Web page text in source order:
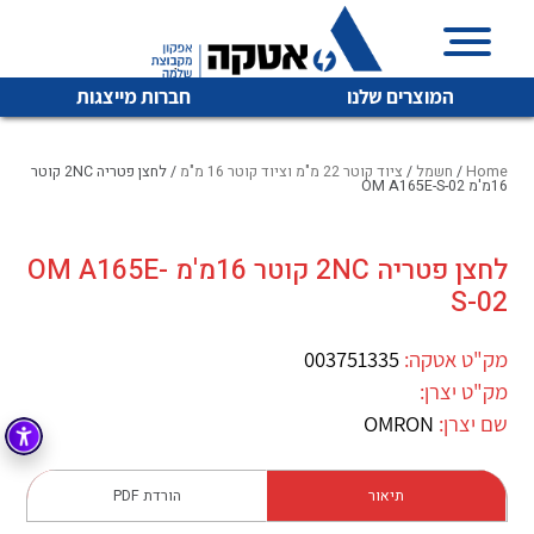
המוצרים שלנו חברות מייצגות
איכות | שרות | זמינות
אטקה בע”מ היא החברה הגדולה והמובילה בישראל בשיווק
מיתוג, בקרה , ואינסטלציה חשמלית ופעילה ב7 תחומים:
חשמל
קופסאות וארונות לחשמל, בקרה ואלקטרוניקה
לכל מוצרי היצרן לכל מוצרי היצרן
לכל מוצרי היצרן לכל מוצרי היצרן
Home
/ חשמל / ציוד קוטר 22 מ"מ וציוד קוטר 16 מ"מ / לחצן פטריה 2NC קוטר
16מ'מ OM A165E-S-02
לחצן פטריה 2NC קוטר 16מ'מ OM A165E-
S-02
מק"ט אטקה: 003751335
מק"ט יצרן:
שם יצרן: OMRON
תיאור הורדת PDF